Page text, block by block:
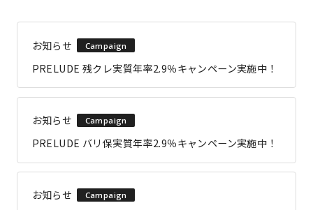
お知らせ Campaign
PRELUDE 残クレ実質年率2.9％キャンペーン実施中！
お知らせ Campaign
PRELUDE バリ保実質年率2.9％キャンペーン実施中！
お知らせ Campaign